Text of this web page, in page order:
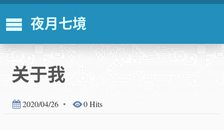
夜月七境
关于我
2020/04/26 • 0 Hits